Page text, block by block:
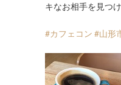
キなお相手を見つ
#カフェコン #山形